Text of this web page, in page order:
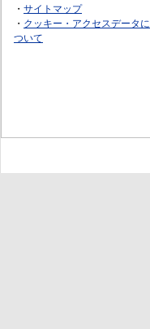
・ サイトマップ
・ クッキー・アクセスデータに
ついて